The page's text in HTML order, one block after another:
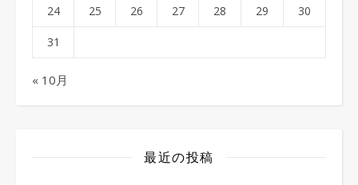
24 25 26 27 28 29 30
31
« 10月
最近の投稿